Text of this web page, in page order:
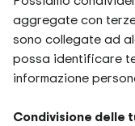
aggregate con
sono collegate ad
possa identificare
informazione
Condivisione delle